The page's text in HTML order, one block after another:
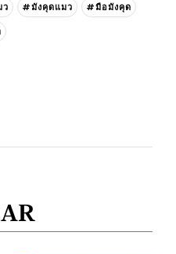
#มังคุดแมว
#มือมังคุด